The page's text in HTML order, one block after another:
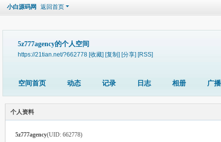
小白源码网 返回首页
5z777agency的个人空间
https://21tian.net/?662778 [收藏] [复制] [分享] [RSS]
空间首页 动态 记录 日志 相册 广播
个人资料
5z777agency(UID: 662778)